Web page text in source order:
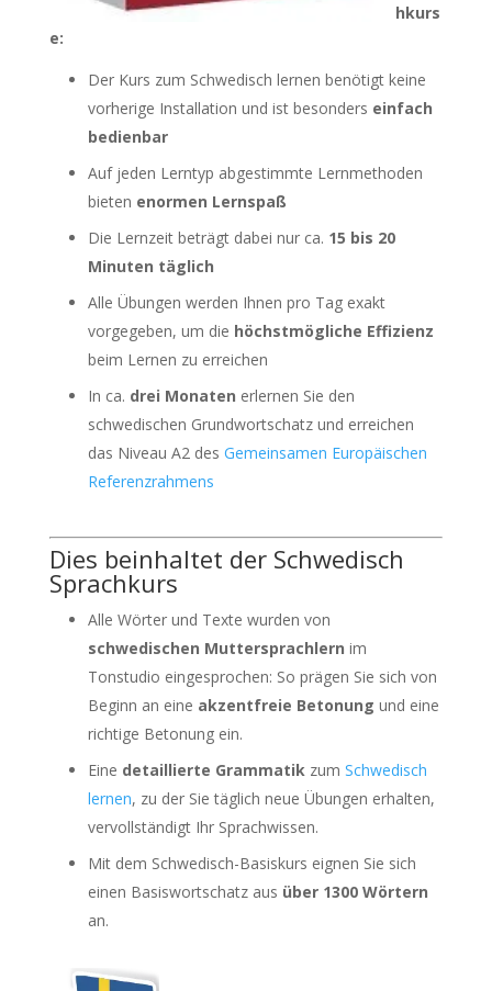
hkurs
e:
Der Kurs zum Schwedisch lernen benötigt keine
vorherige Installation und ist besonders einfach
bedienbar
Auf jeden Lerntyp abgestimmte Lernmethoden
bieten enormen Lernspaß
Die Lernzeit beträgt dabei nur ca. 15 bis 20
Minuten täglich
Alle Übungen werden Ihnen pro Tag exakt
vorgegeben, um die höchstmögliche Effizienz
beim Lernen zu erreichen
In ca. drei Monaten erlernen Sie den
schwedischen Grundwortschatz und erreichen
das Niveau A2 des Gemeinsamen Europäischen
Referenzrahmens
Dies beinhaltet der Schwedisch
Sprachkurs
Alle Wörter und Texte wurden von
schwedischen Muttersprachlern im
Tonstudio eingesprochen: So prägen Sie sich von
Beginn an eine akzentfreie Betonung und eine
richtige Betonung ein.
Eine detaillierte Grammatikzum Schwedisch
lernen, zu der Sie täglich neue Übungen erhalten,
vervollständigt Ihr Sprachwissen.
Mit dem Schwedisch-Basiskurs eignen Sie sich
einen Basiswortschatz aus über 1300 Wörtern
an.